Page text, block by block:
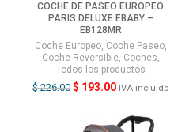
COCHE DE PASEO EUROPEO
PARIS DELUXE EBABY –
EB128MR
Coche Europeo, Coche Paseo,
Coche Reversible, Coches,
Todos los productos
$226.00 $ 193.00 IVA incluído